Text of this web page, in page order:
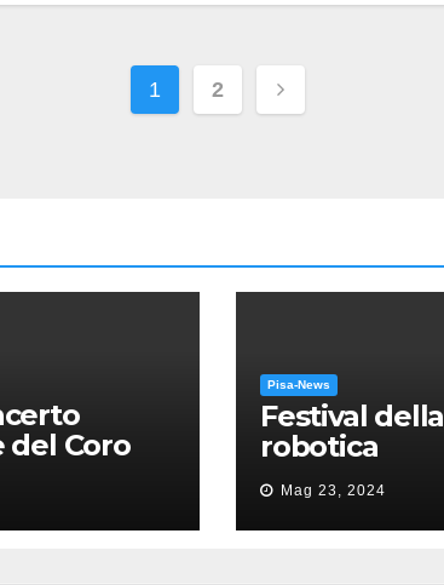
Paginazione
degli
1 2
del Coro
la
gloria” di
Puccini
Pisa-News
Festival della
robotica
Mag 23, 2024